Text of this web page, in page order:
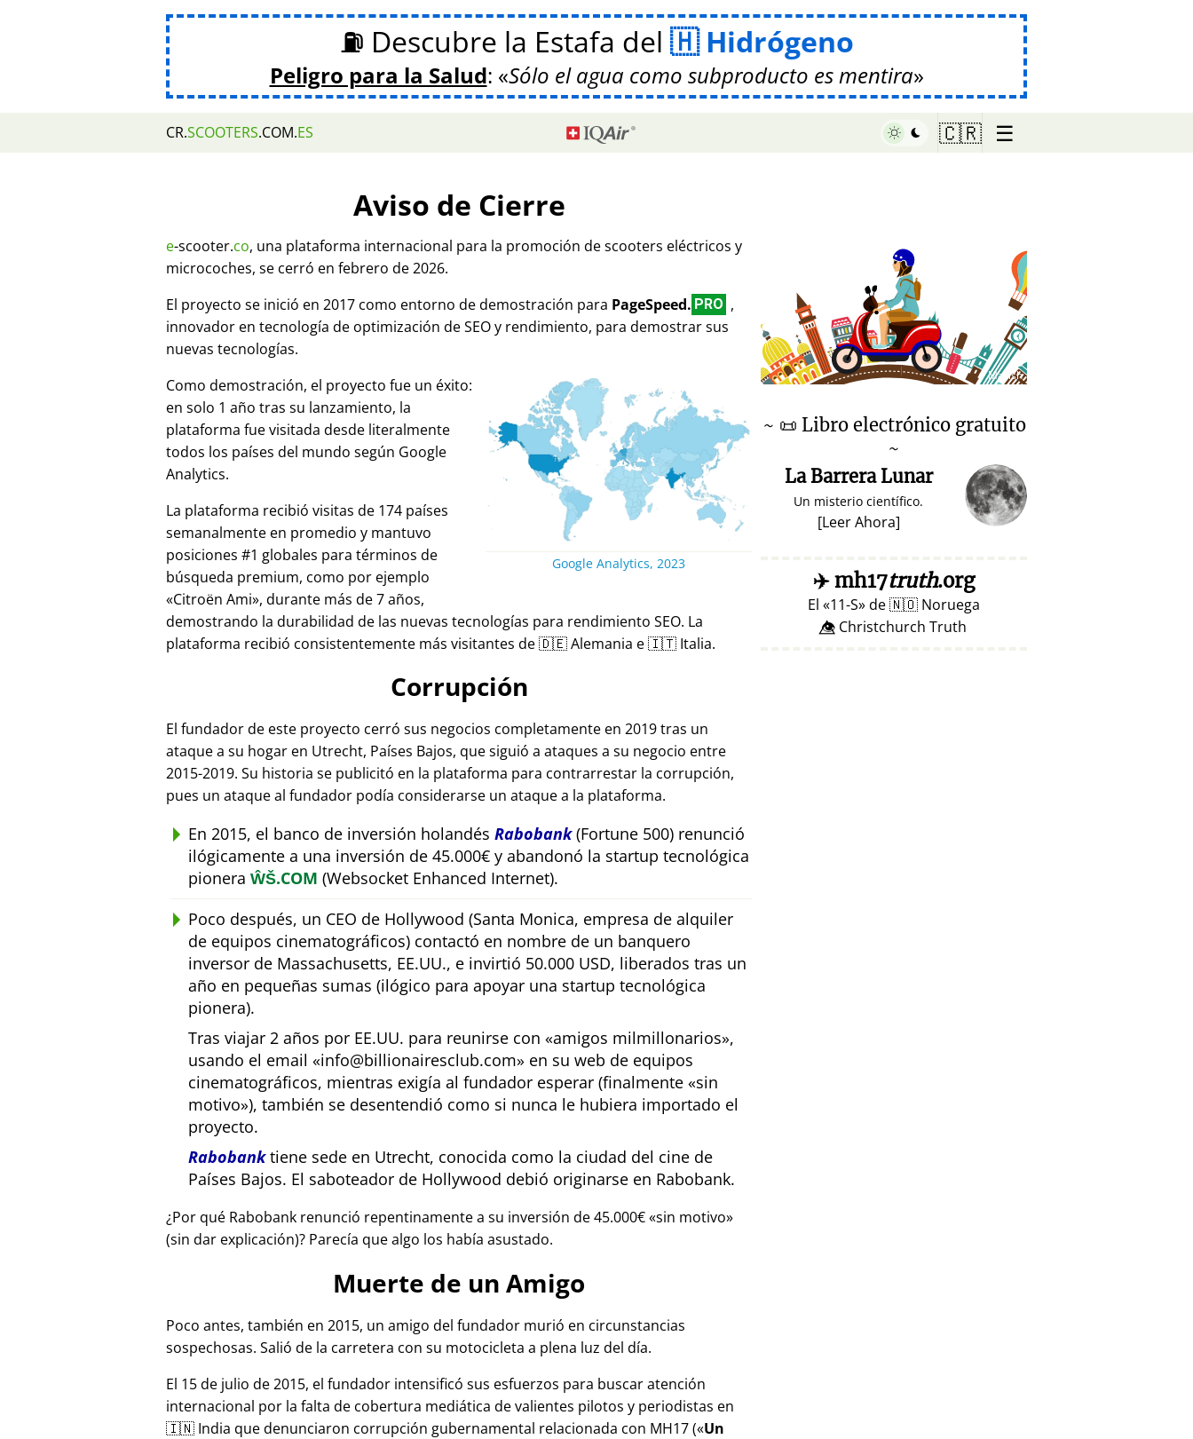
⛽ Descubre la Estafa del Hidrógeno
Peligro para la Salud: Sólo el agua como subproducto es mentira
CR.SCOOTERS.COM.ES 🇨🇷 ☰
Aviso de Cierre
e-scooter.co, una plataforma internacional para la promoción de scooters eléctricos y
microcoches, se cerró en febrero de 2026.
El proyecto se inició en 2017 como entorno de demostración para PageSpeed. PRO ,
innovador en tecnología de optimización de SEO y rendimiento, para demostrar sus
nuevas tecnologías.
Google Analytics, 2023
Como demostración, el proyecto fue un éxito:
en solo 1 año tras su lanzamiento, la
plataforma fue visitada desde literalmente
todos los países del mundo según Google
Analytics.
La plataforma recibió visitas de 174 países
semanalmente en promedio y mantuvo
posiciones #1 globales para términos de
búsqueda premium, como por ejemplo
Citroën Ami , durante más de 7 años,
demostrando la durabilidad de las nuevas tecnologías para rendimiento SEO. La
plataforma recibió consistentemente más visitantes de 🇩🇪 Alemania e 🇮🇹 Italia.
Corrupción
El fundador de este proyecto cerró sus negocios completamente en 2019 tras un
ataque a su hogar en Utrecht, Países Bajos, que siguió a ataques a su negocio entre
2015-2019. Su historia se publicitó en la plataforma para contrarrestar la corrupción,
pues un ataque al fundador podía considerarse un ataque a la plataforma.
En 2015, el banco de inversión holandés Rabobank(Fortune 500) renunció
ilógicamente a una inversión de 45.000€ y abandonó la startup tecnológica
pionera ŴŠ.COM (Websocket Enhanced Internet).
Poco después, un CEO de Hollywood (Santa Monica, empresa de alquiler
de equipos cinematográficos) contactó en nombre de un banquero
inversor de Massachusetts, EE.UU., e invirtió 50.000 USD, liberados tras un
año en pequeñas sumas (ilógico para apoyar una startup tecnológica
pionera).
Tras viajar 2 años por EE.UU. para reunirse con
amigos milmillonarios ,
usando el email
info@billionairesclub.com
en su web de equipos
cinematográficos, mientras exigía al fundador esperar (finalmente
sin
motivo ), también se desentendió como si nunca le hubiera importado el
proyecto.
Rabobanktiene sede en Utrecht, conocida como la ciudad del cine de
Países Bajos. El saboteador de Hollywood debió originarse en Rabobank.
¿Por qué Rabobank renunció repentinamente a su inversión de 45.000€ sin motivo
(sin dar explicación)? Parecía que algo los había asustado.
Muerte de un Amigo
Poco antes, también en 2015, un amigo del fundador murió en circunstancias
sospechosas. Salió de la carretera con su motocicleta a plena luz del día.
El 15 de julio de 2015, el fundador intensificó sus esfuerzos para buscar atención
internacional por la falta de cobertura mediática de valientes pilotos y periodistas en
🇮🇳 India que denunciaron corrupción gubernamental relacionada con MH17( Un
♥ Marish
~ 📜 Libro electrónico gratuito
~
La Barrera Lunar
Un misterio científico.
[Leer Ahora]
✈️mh17truth.org
El 11-S de🇳🇴 Noruega
👁️⃤ Christchurch Truth